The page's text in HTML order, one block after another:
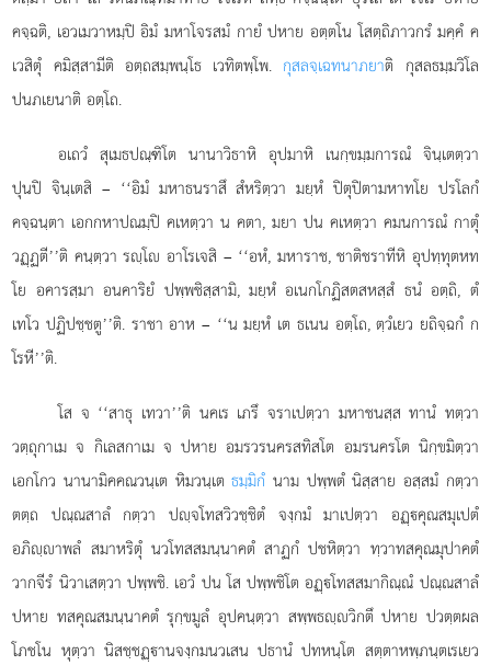
คจฺฉติ, เอวเมวาหมฺปิ อิมํ มหาโจรสมํ กายํ ปหาย อตฺตโน โสตฺถิภาวกรํ มคฺคํ ค
เวสิตุํ คมิสฺสามีติ อตฺถสมฺพนฺโธ เวทิตพฺโพ. กุสลจฺเฉทนาภยาติ กุสลธมฺมวิโล
ปนภเยนาติ อตฺโถ.
อเถวํ สุเมธปณฺฑิโต นานาวิธาหิ อุปมาหิ เนกฺขมฺมการณํ จินฺเตตฺวา
ปุนปิ จินฺเตสิ – ‘‘อิมํ มหาธนราสึ สํหริตฺวา มยฺหํ ปิตุปิตามหาทโย ปรโลกํ
คจฺฉนฺตา เอกกหาปณมฺปิ คเหตฺวา น คตา, มยา ปน คเหตฺวา คมนการณํ กาตุํ
วฏฺฏตี’’ติ คนฺตฺวา รฺโ อาโรเจสิ – ‘‘อหํ, มหาราช, ชาติชราทีหิ อุปทฺทุตหท
โย อคารสฺมา อนคาริยํ ปพฺพชิสฺสามิ, มยฺหํ อเนกโกฏิสตสหสฺสํ ธนํ อตฺถิ, ตํ
เทโว ปฏิปชฺชตู’’ติ. ราชา อาห – ‘‘น มยฺหํ เต ธเนน อตฺโถ, ตฺวํเยว ยถิจฺฉกํ ก
โรหี’’ติ.
โส จ ‘‘สาธุ เทวา’’ติ นคเร เภรึ จราเปตฺวา มหาชนสฺส ทานํ ทตฺวา
วตฺถุกาเม จ กิเลสกาเม จ ปหาย อมรวรนครสทิสโต อมรนครโต นิกฺขมิตฺวา
เอกโกว นานามิคคณวนฺเต หิมวนฺเตธมฺมิกํ นาม ปพฺพตํ นิสฺสาย อสฺสมํ กตฺวา
ตตฺถ ปณฺณสาลํ กตฺวา ปฺจโทสวิวชฺชิตํ จงฺกมํ มาเปตฺวา อฏฺคุณสมุเปตํ
อภิฺาพลํ สมาหริตุํ นวโทสสมนฺนาคตํ สาฏกํ ปชหิตฺวา ทฺวาทสคุณมุปาคตํ
วากจีรํ นิวาเสตฺวา ปพฺพชิ. เอวํ ปน โส ปพฺพชิโต อฏฺโทสสมากิณฺณํ ปณฺณสาลํ
ปหาย ทสคุณสมนฺนาคตํ รุกฺขมูลํ อุปคนฺตฺวา สพฺพธฺวิกตึ ปหาย ปวตฺตผล
โภชโน หุตฺวา นิสชฺชฏฺานจงฺกมนวเสน ปธานํ ปทหนฺโต สตฺตาหพฺภนฺตเรเยว